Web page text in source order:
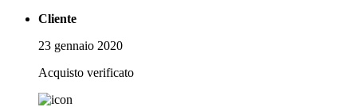
Cliente
23 gennaio 2020
Acquisto verificato